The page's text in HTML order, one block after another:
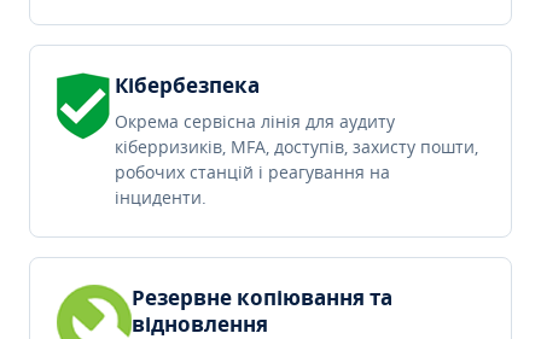
Кібербезпека
Окрема сервісна лінія для аудиту
кіберризиків, MFA, доступів, захисту пошти,
робочих станцій і реагування на
інциденти.
Резервне копіювання та
відновлення